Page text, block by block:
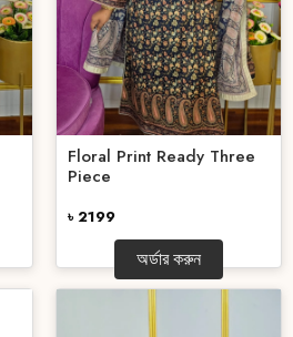
Floral Print Ready Three
Piece
৳ 2199
অর্ডার করুন